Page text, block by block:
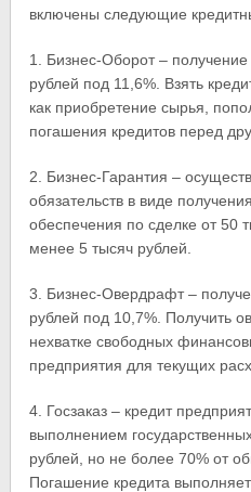
включены следующие
1. Бизнес-Оборот – получение
рублей под 11,6%. Взять
как приобретение сырья,
погашения кредитов перед
2. Бизнес-Гарантия –
обязательств в виде
обеспечения по сделке от 50
менее 5 тысяч рублей.
3. Бизнес-Овердрафт –
рублей под 10,7%. Получить
нехватке свободных
предприятия для текущих
4. Госзаказ – кредит
выполнением
рублей, но не более 70% от
Погашение кредита